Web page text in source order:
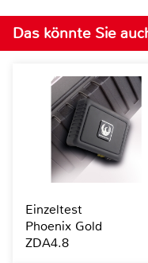
Das könnte Sie
Einzeltest
Phoenix Gold
ZDA4.8